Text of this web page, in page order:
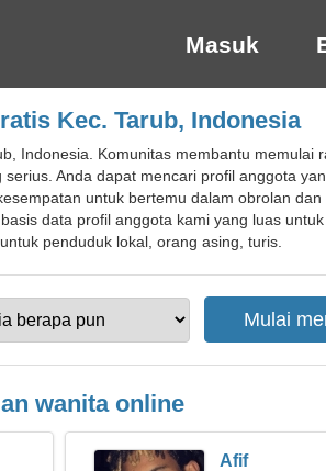
Masuk
Kec. Tarub, Indonesia
Indonesia. Komunitas membantu memulai
Anda dapat mencari profil anggota
untuk bertemu dalam obrolan
data profil anggota kami yang luas
penduduk lokal, orang asing, turis.
wanita online
Afif